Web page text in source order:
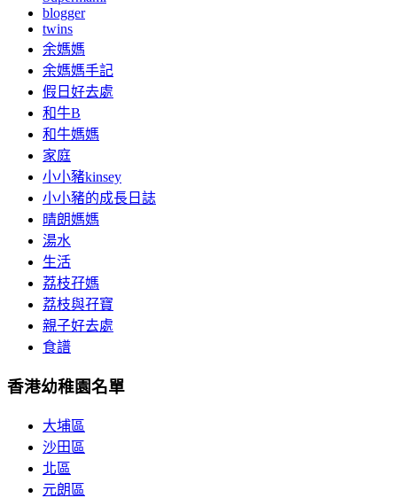
blogger
twins
余媽媽
余媽媽手記
假日好去處
和牛B
和牛媽媽
家庭
小小豬kinsey
小小豬的成長日誌
晴朗媽媽
湯水
生活
荔枝孖媽
荔枝與孖寶
親子好去處
食譜
香港幼稚園名單
大埔區
沙田區
北區
元朗區